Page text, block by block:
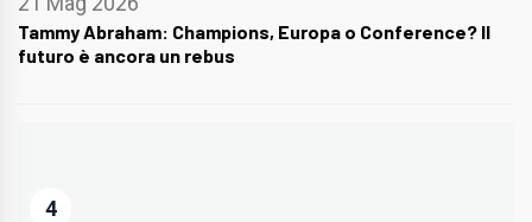
Tammy Abraham: Champions, Europa o Conference? Il
futuro è ancora un rebus
4